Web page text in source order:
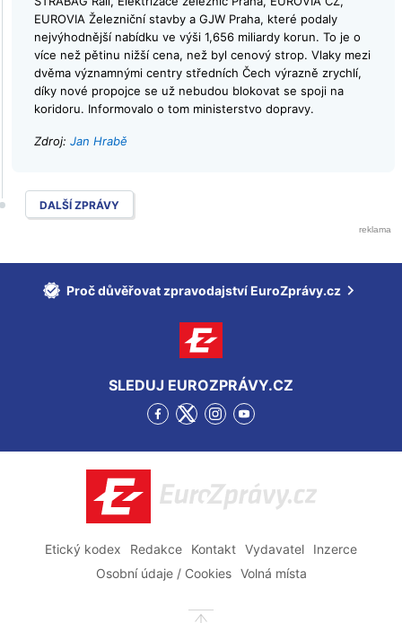
EUROVIA Železniční stavby a GJW Praha, které podaly
nejvýhodnější nabídku ve výši 1,656 miliardy korun. To je o
více než pětinu nižší cena, než byl cenový strop. Vlaky mezi
dvěma významnými centry středních Čech výrazně zrychlí,
díky nové propojce se už nebudou blokovat se spoji na
koridoru. Informovalo o tom ministerstvo dopravy.
Zdroj: Jan Hrabě
DALŠÍ ZPRÁVY
Proč důvěřovat zpravodajství EuroZprávy.cz
SLEDUJ EUROZPRÁVY.CZ
Přejít
Facebook
Přejít
Twitter
Přejít
Instagram
Přejít
YouTube
EuroZprávy.cz
Etický kodex Redakce Kontakt Vydavatel
Inzerce
Osobní údaje / Cookies
Volná místa
Přejít